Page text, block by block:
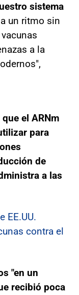
sistema
un ritmo sin
a la
el ARNm
para
de
a las
EE.UU.
contra el
"en un
recibió poca